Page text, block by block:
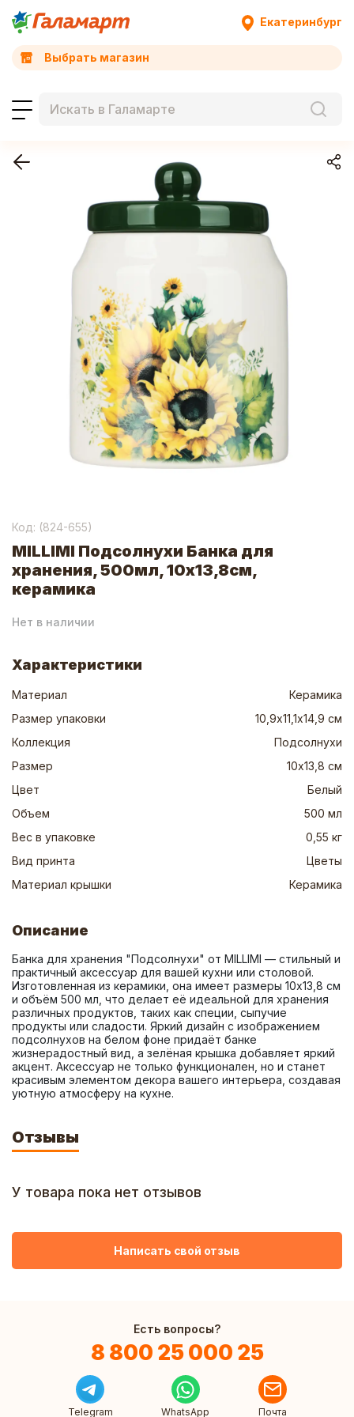
Екатеринбург
Выбрать магазин
Код: (824-655)
MILLIMI Подсолнухи Банка для
хранения, 500мл, 10х13,8см,
керамика
Нет в наличии
Характеристики
Материал
Керамика
Размер упаковки
10,9х11,1х14,9 см
Коллекция
Подсолнухи
Размер
10х13,8 см
Цвет
Белый
Объем
500 мл
Вес в упаковке
0,55 кг
Вид принта
Цветы
Материал крышки
Керамика
Описание
Банка для хранения "Подсолнухи" от MILLIMI — стильный и
практичный аксессуар для вашей кухни или столовой.
Изготовленная из керамики, она имеет размеры 10х13,8 см
и объём 500 мл, что делает её идеальной для хранения
различных продуктов, таких как специи, сыпучие
продукты или сладости. Яркий дизайн с изображением
подсолнухов на белом фоне придаёт банке
жизнерадостный вид, а зелёная крышка добавляет яркий
акцент. Аксессуар не только функционален, но и станет
красивым элементом декора вашего интерьера, создавая
уютную атмосферу на кухне.
Отзывы
У товара пока нет отзывов
Написать свой отзыв
Есть вопросы?
8 800 25 000 25
Telegram WhatsApp Почта